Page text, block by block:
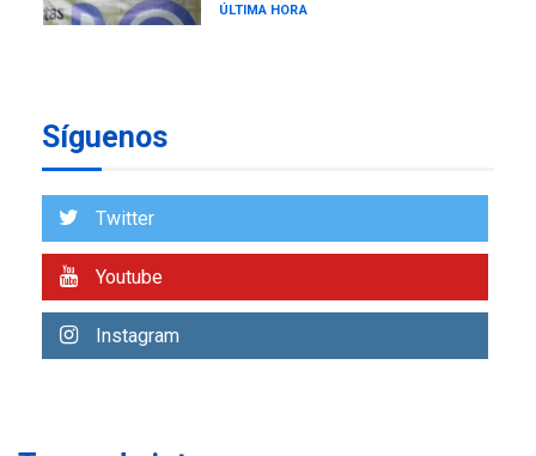
ÚLTIMA HORA
7
regional nos respaldaron
asegura Gustavo Duque
NACIONALES
TITULARES
Síguenos
Twitter
Youtube
Instagram